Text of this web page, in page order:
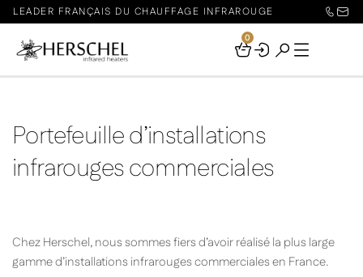
LEADER FRANÇAIS DU CHAUFFAGE INFRAROUGE
Your
0
Portefeuille d’installations
infrarouges commerciales
Chez Herschel, nous sommes fiers d’avoir réalisé la plus large
gamme d’installations infrarouges commerciales en France.